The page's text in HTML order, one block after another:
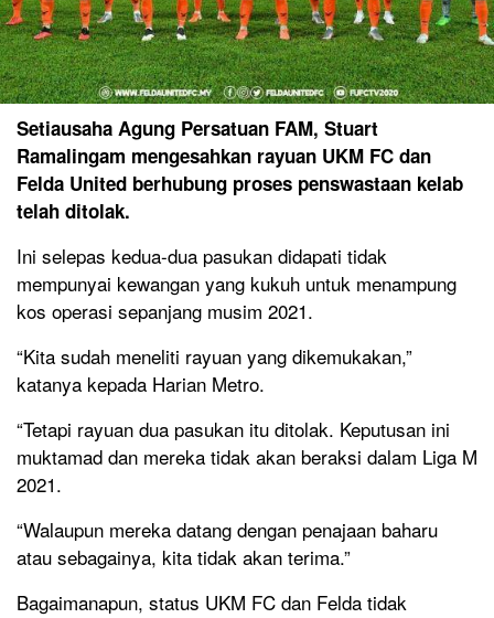
Setiausaha Agung Persatuan FAM, Stuart
Ramalingam mengesahkan rayuan UKM FC dan
Felda United berhubung proses penswastaan kelab
telah ditolak.
Ini selepas kedua-dua pasukan didapati tidak
mempunyai kewangan yang kukuh untuk menampung
kos operasi sepanjang musim 2021.
“Kita sudah meneliti rayuan yang dikemukakan,”
katanya kepada Harian Metro.
“Tetapi rayuan dua pasukan itu ditolak. Keputusan ini
muktamad dan mereka tidak akan beraksi dalam Liga M
2021.
“Walaupun mereka datang dengan penajaan baharu
atau sebagainya, kita tidak akan terima.”
Bagaimanapun, status UKM FC dan Felda tidak